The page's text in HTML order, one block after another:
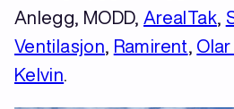
Anlegg, MODD, ArealTak,
Ventilasjon
Ramirent
Kelvin